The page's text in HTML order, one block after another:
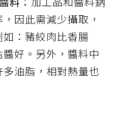
因此需減少攝取，
：豬絞肉比香腸
好。另外，醬料中
油脂，相對熱量也